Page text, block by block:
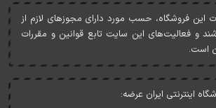
اين فروشگاه، حسب مورد دارای مجوزهای لازم از
و فعاليت‌های اين سايت تابع قوانين و مقررات
است.
اینترنتی ایران عرضه: